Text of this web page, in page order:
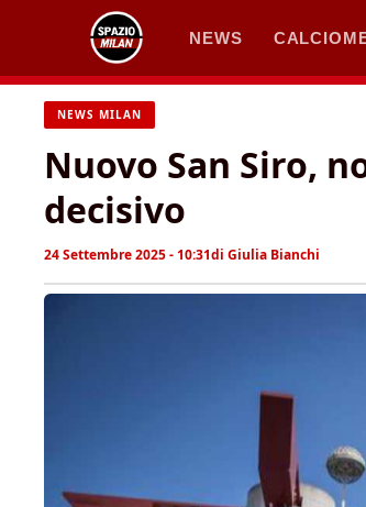
contenuto
NEWS
NEWS MILAN
Nuovo San Siro,
decisivo
24 Settembre 2025 - 10:31di Giulia Bianchi